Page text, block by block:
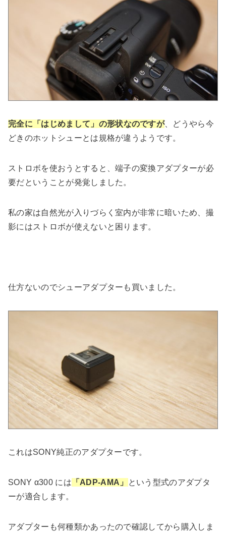
完全に 「はじめまして」の形状なのですが、どうやら今
どきのホットシューとは規格が違うようです。
ストロボを使おうとすると、端子の変換アダプターが必
要だということが発覚しました。
私の家は自然光が入りづらく室内が非常に暗いため、撮
影にはストロボが使えないと困ります。
仕方ないのでシューアダプターも買いました。
これはSONY純正のアダプターです。
SONY α300 には 「ADP-AMA」
という型式のアダプタ
ーが適合します。
アダプターも何種類かあったので確認してから購入しま